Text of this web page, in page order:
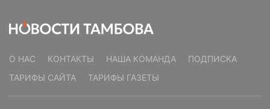
О НАС КОНТАКТЫ НАША КОМАНДА
ПОДПИСКА
ТАРИФЫ САЙТА
ТАРИФЫ ГАЗЕТЫ